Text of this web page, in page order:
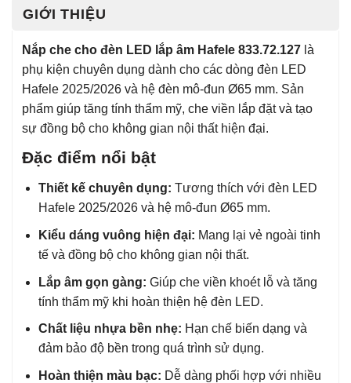
GIỚI THIỆU
Nắp che cho đèn LED lắp âm Hafele 833.72.127 là
phụ kiện chuyên dụng dành cho các dòng đèn LED
Hafele 2025/2026 và hệ đèn mô-đun Ø65 mm. Sản
phẩm giúp tăng tính thẩm mỹ, che viền lắp đặt và tạo
sự đồng bộ cho không gian nội thất hiện đại.
Đặc điểm nổi bật
Thiết kế chuyên dụng: Tương thích với đèn LED
Hafele 2025/2026 và hệ mô-đun Ø65 mm.
Kiểu dáng vuông hiện đại: Mang lại vẻ ngoài tinh
tế và đồng bộ cho không gian nội thất.
Lắp âm gọn gàng: Giúp che viền khoét lỗ và tăng
tính thẩm mỹ khi hoàn thiện hệ đèn LED.
Chất liệu nhựa bền nhẹ: Hạn chế biến dạng và
đảm bảo độ bền trong quá trình sử dụng.
Hoàn thiện màu bạc: Dễ dàng phối hợp với nhiều